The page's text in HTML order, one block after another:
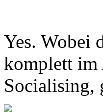
Yes. Wobei
komplett im
Socialising,